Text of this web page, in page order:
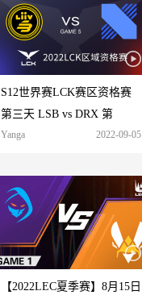
S12世界赛LCK赛区资格赛
第三天 LSB vs DRX 第
Yanga 2022-09-05
【2022LEC夏季赛】8月15日